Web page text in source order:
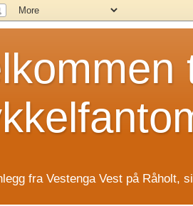
fra Vestenga Vest på Råholt,